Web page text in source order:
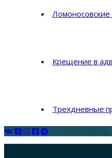
Крещение в
Трехдневные